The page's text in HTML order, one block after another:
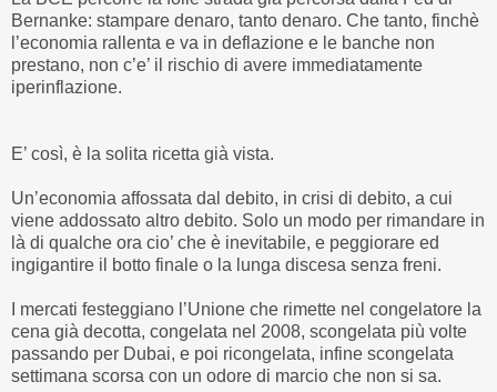
Bernanke: stampare denaro, tanto denaro. Che tanto, finchè
l’economia rallenta e va in deflazione e le banche non
prestano, non c’e’ il rischio di avere immediatamente
iperinflazione.
E’ così, è la solita ricetta già vista.
Un’economia affossata dal debito, in crisi di debito, a cui
viene addossato altro debito. Solo un modo per rimandare in
là di qualche ora cio’ che è inevitabile, e peggiorare ed
ingigantire il botto finale o la lunga discesa senza freni.
I mercati festeggiano l’Unione che rimette nel congelatore la
cena già decotta, congelata nel 2008, scongelata più volte
passando per Dubai, e poi ricongelata, infine scongelata
settimana scorsa con un odore di marcio che non si sa.